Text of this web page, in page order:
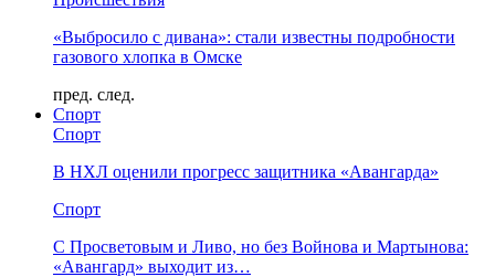
«Выбросило с дивана»: стали известны подробности
газового хлопка в Омске
пред. след.
Спорт
Спорт
В НХЛ оценили прогресс защитника «Авангарда»
Спорт
С Просветовым и Ливо, но без Войнова и Мартынова:
«Авангард» выходит из…